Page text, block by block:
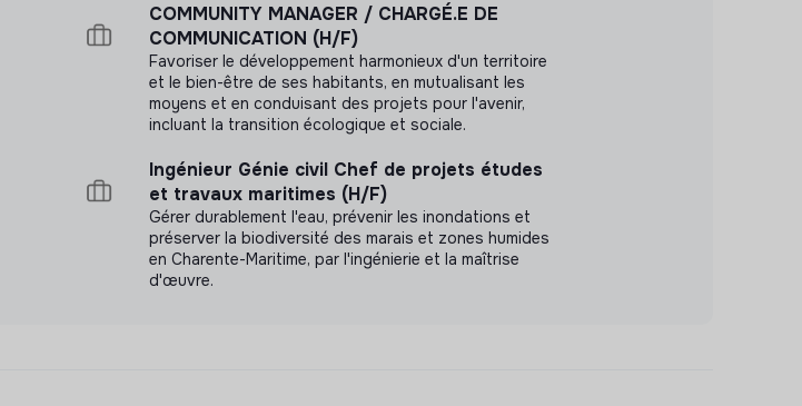
COMMUNITY MANAGER / CHARGÉ.E DE
COMMUNICATION (H/F)
Favoriser le développement harmonieux d'un territoire
et le bien-être de ses habitants, en mutualisant les
moyens et en conduisant des projets pour l'avenir,
incluant la transition écologique et sociale.
Ingénieur Génie civil Chef de projets études
et travaux maritimes (H/F)
Gérer durablement l'eau, prévenir les inondations et
préserver la biodiversité des marais et zones humides
en Charente-Maritime, par l'ingénierie et la maîtrise
d'œuvre.